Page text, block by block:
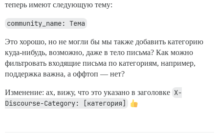
теперь имеют следующую тему:
community_name: Тема
Это хорошо, но не могли бы мы также добавить категорию
куда-нибудь, возможно, даже в тело письма? Как можно
фильтровать входящие письма по категориям, например,
поддержка важна, а оффтоп — нет?
Изменение: ах, вижу, что это указано в заголовке X-
Discourse-Category: [категория]